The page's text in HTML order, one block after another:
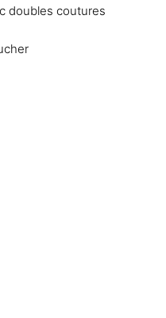
doubles coutures